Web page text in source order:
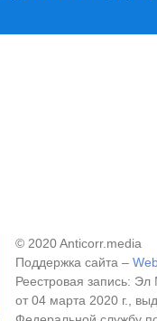
© 2020 Anticorr.media
Поддержка сайта –
Реестровая запись:
от 04 марта 2020 г.,